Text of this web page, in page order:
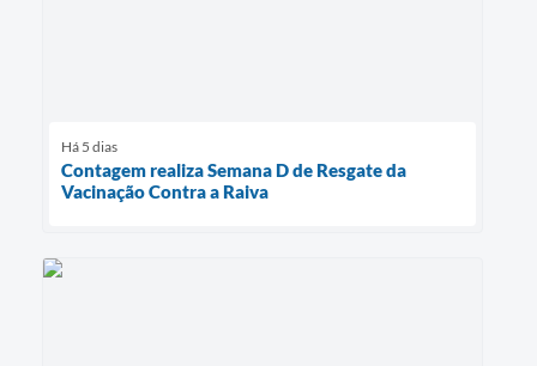
Há 5 dias
Contagem realiza Semana D de Resgate da
Vacinação Contra a Raiva